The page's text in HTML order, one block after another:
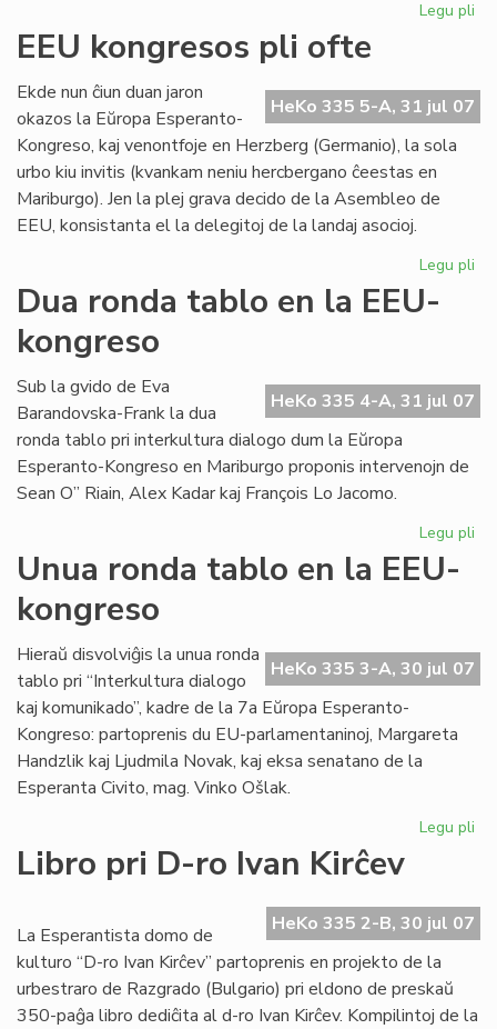
Legu pli
EEU kongresos pli ofte
HeKo 335 5-A, 31 jul 07
Ekde nun ĉiun duan jaron
okazos la Eŭropa Esperanto-
Kongreso, kaj venontfoje en Herzberg (Germanio), la sola
urbo kiu invitis (kvankam neniu hercbergano ĉeestas en
Mariburgo). Jen la plej grava decido de la Asembleo de
EEU, konsistanta el la delegitoj de la landaj asocioj.
Legu pli
Dua ronda tablo en la EEU-
kongreso
HeKo 335 4-A, 31 jul 07
Sub la gvido de Eva
Barandovska-Frank la dua
ronda tablo pri interkultura dialogo dum la Eŭropa
Esperanto-Kongreso en Mariburgo proponis intervenojn de
Sean O” Riain, Alex Kadar kaj François Lo Jacomo.
Legu pli
la
Unua ronda tablo en la EEU-
kongreso
HeKo 335 3-A, 30 jul 07
Hieraŭ disvolviĝis la unua ronda
tablo pri “Interkultura dialogo
kaj komunikado”, kadre de la 7a Eŭropa Esperanto-
Kongreso: partoprenis du EU-parlamentaninoj, Margareta
Handzlik kaj Ljudmila Novak, kaj eksa senatano de la
Esperanta Civito, mag. Vinko Ošlak.
Legu pli
la
Libro pri D-ro Ivan Kirĉev
HeKo 335 2-B, 30 jul 07
La Esperantista domo de
kulturo “D-ro Ivan Kirĉev” partoprenis en projekto de la
urbestraro de Razgrado (Bulgario) pri eldono de preskaŭ
350-paĝa libro dediĉita al d-ro Ivan Kirĉev. Kompilintoj de la